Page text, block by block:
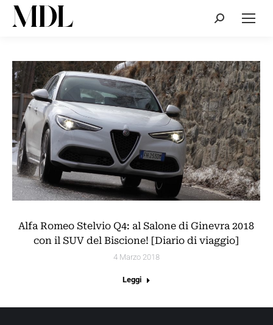
Cerca:
Alfa Romeo Stelvio Q4: al Salone di Ginevra 2018
con il SUV del Biscione! [Diario di viaggio]
4 Marzo 2018
Leggi